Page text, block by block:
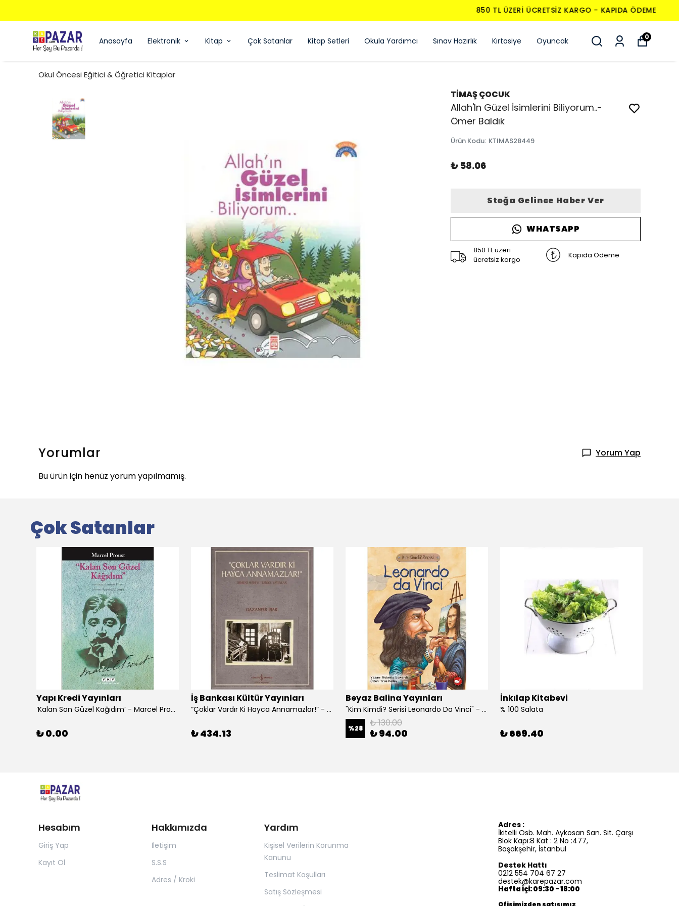
Anasayfa Elektronik Kitap Çok Satanlar Kitap Setleri Okula Yardımcı Sınav Hazırlık Kırtasiye Oyuncak 0
Okul Öncesi Eğitici & Öğretici Kitaplar
TİMAŞ ÇOCUK
Allah'In Güzel İsimlerini Biliyorum..-
Ömer Baldık
Ürün Kodu: KTIMAS28449
₺ 58.06
Stoğa Gelince Haber Ver
WHATSAPP
850 TL üzeri
ücretsiz kargo
Kapıda Ödeme
Yorumlar
Yorum Yap
Bu ürün için henüz yorum yapılmamış.
Çok Satanlar
Yapı Kredi Yayınları
‘Kalan Son Güzel Kağıdım’ - Marcel Proust
₺ 0.00
İş Bankası Kültür Yayınları
“Çoklar Vardır Ki Hayca Annamazlar!” - Gazanfer İbar
₺ 434.13
Beyaz Balina Yayınları
"Kim Kimdi? Serisi Leonardo Da Vinci" - Roberta Edwards
%28 ₺ 130.00
₺ 94.00
İnkılap Kitabevi
% 100 Salata
₺ 669.40
Hesabım
Giriş Yap
Kayıt Ol
Hakkımızda
İletişim
S.S.S
Adres / Kroki
Yardım
Kişisel Verilerin Korunma
Kanunu
Teslimat Koşulları
Satış Sözleşmesi
Adres :
İkitelli Osb. Mah. Aykosan San. Sit. Çarşı
Blok Kapı:8 Kat : 2 No :477,
Başakşehir, İstanbul
Destek Hattı
0212 554 704 67 27
destek@karepazar.com
Hafta İçi: 09:30 - 18:00
Ofisimizden satışımız